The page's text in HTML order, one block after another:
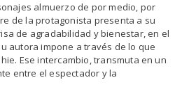
almuerzo de por medio, por
de la protagonista presenta a su
de agradabilidad y bienestar, en el
autora impone a través de lo que
Ese intercambio, transmuta en un
entre el espectador y la